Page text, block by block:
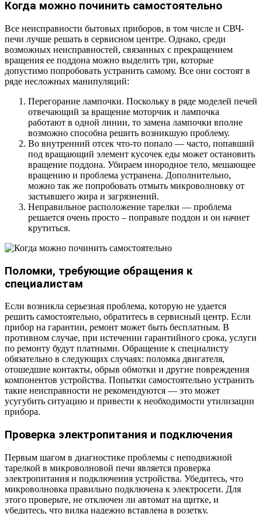
Когда можно починить самостоятельно
Все неисправности бытовых приборов, в том числе и СВЧ-
печи лучше решать в сервисном центре. Однако, среди
возможных неисправностей, связанных с прекращением
вращения ее поддона можно выделить три, которые
допустимо попробовать устранить самому. Все они состоят в
ряде несложных манипуляций:
Перегорание лампочки. Поскольку в ряде моделей печей
отвечающий за вращение моторчик и лампочка
работают в одной линии, то замена лампочки вполне
возможно способна решить возникшую проблему.
Во внутренний отсек что-то попало — часто, попавший
под вращающий элемент кусочек еды может остановить
вращение поддона. Убираем инородное тело, мешающее
вращению и проблема устранена. Дополнительно,
можно так же попробовать отмыть микроволновку от
застывшего жира и загрязнений.
Неправильное расположение тарелки — проблема
решается очень просто – поправьте поддон и он начнет
крутиться.
Поломки, требующие обращения к
специалистам
Если возникла серьезная проблема, которую не удается
решить самостоятельно, обратитесь в сервисный центр. Если
прибор на гарантии, ремонт может быть бесплатным. В
противном случае, при истечении гарантийного срока, услуги
по ремонту будут платными. Обращение к специалисту
обязательно в следующих случаях: поломка двигателя,
отошедшие контакты, обрыв обмотки и другие повреждения
компонентов устройства. Попытки самостоятельно устранить
такие неисправности не рекомендуются — это может
усугубить ситуацию и привести к необходимости утилизации
прибора.
Проверка электропитания и подключения
Первым шагом в диагностике проблемы с неподвижной
тарелкой в микроволновой печи является проверка
электропитания и подключения устройства. Убедитесь, что
микроволновка правильно подключена к электросети. Для
этого проверьте, не отключен ли автомат на щитке, и
убедитесь, что вилка надежно вставлена в розетку.